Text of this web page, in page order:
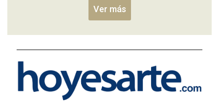
Ver más